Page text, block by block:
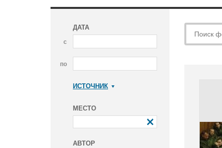
ДАТА
с
по
ИСТОЧНИК
МЕСТО
АВТОР